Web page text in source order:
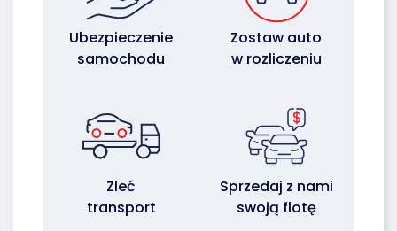
Ubezpieczenie
samochodu
Zostaw auto
w rozliczeniu
Zleć
transport
Sprzedaj z nami
swoją flotę